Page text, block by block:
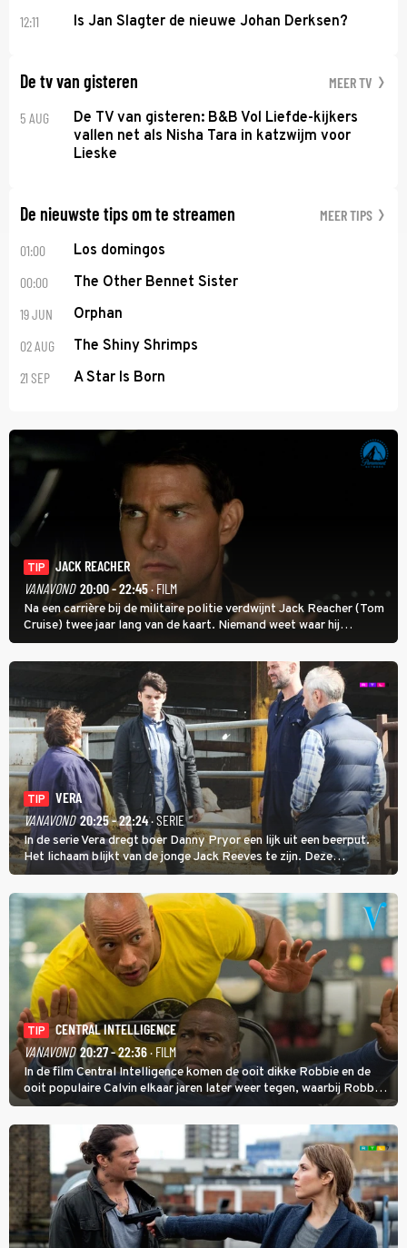
12:11 Is Jan Slagter de nieuwe Johan Derksen?
De tv van gisteren MEER TV
5 AUG
De TV van gisteren: B&B Vol Liefde-kijkers
vallen net als Nisha Tara in katzwijm voor
Lieske
De nieuwste tips om te streamen MEER TIPS
01:00 Los domingos
00:00 The Other Bennet Sister
19 JUN Orphan
02 AUG The Shiny Shrimps
21 SEP A Star Is Born
TIP
JACK REACHER
VANAVOND 20:00 - 22:45· FILM
Na een carrière bij de militaire politie verdwijnt Jack Reacher (Tom
Cruise) twee jaar lang van de kaart. Niemand weet waar hij
uithangt, totdat moordverdachte James Barr naar hem vraagt.
TIP
VERA
VANAVOND 20:25 - 22:24· SERIE
In de serie Vera dregt boer Danny Pryor een lijk uit een beerput.
Het lichaam blijkt van de jonge Jack Reeves te zijn. Deze
homoseksuele woonwagenbewoner had gebroken met zijn familie
en verliet het kamp met slaande ruzie.
TIP
CENTRAL INTELLIGENCE
VANAVOND 20:27 - 22:36· FILM
In de film Central Intelligence komen de ooit dikke Robbie en de
ooit populaire Calvin elkaar jaren later weer tegen, waarbij Robbie,
inmiddels supergespierd en werkzaam voor de CIA, Calvins hulp
goed kan gebruiken.